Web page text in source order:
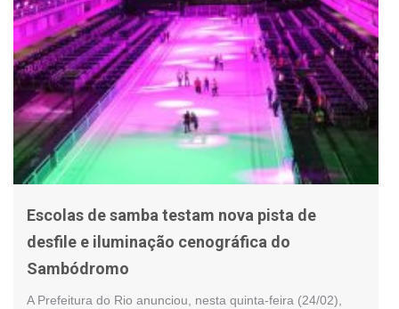
Escolas de samba testam nova pista de
desfile e iluminação cenográfica do
Sambódromo
A Prefeitura do Rio anunciou, nesta quinta-feira (24/02),